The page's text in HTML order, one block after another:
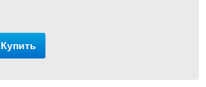
Купить